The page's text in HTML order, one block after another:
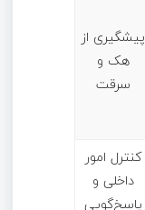
پیشگیری از
هک و
سرقت
کنترل امور
داخلی و
پاسخ‌گویی